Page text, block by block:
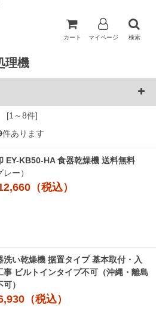
カート マイページ 検索
理機
[1～8件]
件あります
EY-KB50-HA 食器乾燥機 送料無料
レー）
（税込）
洗い乾燥機 据置タイプ 基本取付・入
事 ビルトインタイプ不可（沖縄・離島
）
（税込）